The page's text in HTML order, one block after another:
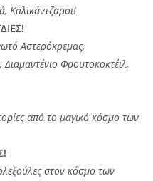
Καλικάντζαροι!
Αστερόκρεμας,
Φρουτοκοκτέιλ,
από το μαγικό κόσμο των
στον κόσμο των